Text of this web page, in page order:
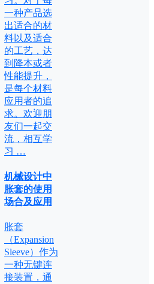
一种产品选
出适合的材
料以及适合
的工艺，达
到降本或者
性能提升，
是每个材料
应用者的追
求。欢迎朋
友们一起交
流，相互学
习 …
机械设计中
胀套的使用
场合及应用
胀套
（Expansion
Sleeve）作为
一种无键连
接装置，通